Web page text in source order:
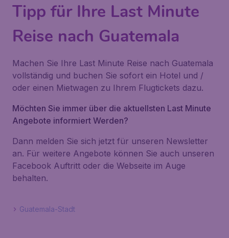
Tipp für Ihre Last Minute
Reise nach Guatemala
Machen Sie Ihre Last Minute Reise nach Guatemala
vollständig und buchen Sie sofort ein Hotel und /
oder einen Mietwagen zu Ihrem Flugtickets dazu.
Möchten Sie immer über die aktuellsten Last Minute
Angebote informiert Werden?
Dann melden Sie sich jetzt für unseren Newsletter
an. Für weitere Angebote können Sie auch unseren
Facebook Auftritt oder die Webseite im Auge
behalten.
Guatemala-Stadt